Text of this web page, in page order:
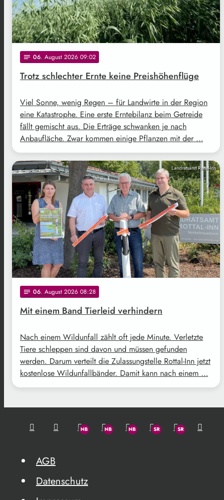
notes 06. August 2026 09:02
Trotz schlechter Ernte keine Preishöhenflüge
Viel Sonne, wenig Regen – für Landwirte in der Region
eine Katastrophe. Eine erste Erntebilanz beim Getreide
fällt gemischt aus. Die Erträge schwanken je nach
Anbaufläche. Zwar kommen einige Pflanzen mit der …
Landratsamt Rottal-Inn
notes 06. August 2026 08:28
Mit einem Band Tierleid verhindern
Nach einem Wildunfall zählt oft jede Minute. Verletzte
Tiere schleppen sind davon und müssen gefunden
werden. Darum verteilt die Zulassungstelle Rottal-Inn jetzt
kostenlose Wildunfallbänder. Damit kann nach einem …
AGB
Datenschutz